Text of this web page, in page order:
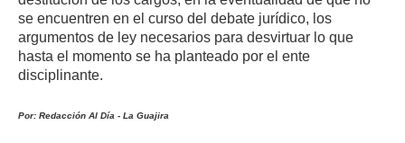
se encuentren en el curso del debate jurídico, los
argumentos de ley necesarios para desvirtuar lo que
hasta el momento se ha planteado por el ente
disciplinante.
Por: Redacción Al Día - La Guajira